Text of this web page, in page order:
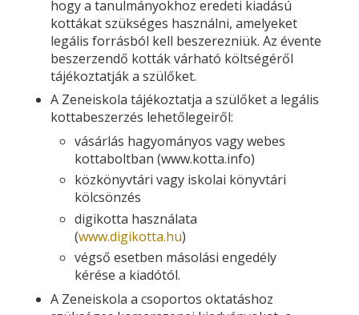
hogy a tanulmányokhoz eredeti kiadású
kottákat szükséges használni, amelyeket
legális forrásból kell beszerezniük. Az évente
beszerzendő kották várható költségéről
tájékoztatják a szülőket.
A Zeneiskola tájékoztatja a szülőket a legális
kottabeszerzés lehetőlegeiről:
vásárlás hagyományos vagy webes
kottaboltban (www.kotta.info)
közkönyvtári vagy iskolai könyvtári
kölcsönzés
digikotta használata
(www.digikotta.hu)
végső esetben másolási engedély
kérése a kiadótól.
A Zeneiskola a csoportos oktatáshoz